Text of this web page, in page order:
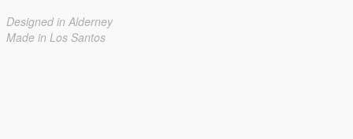
Designed in Alderney
Made in Los Santos